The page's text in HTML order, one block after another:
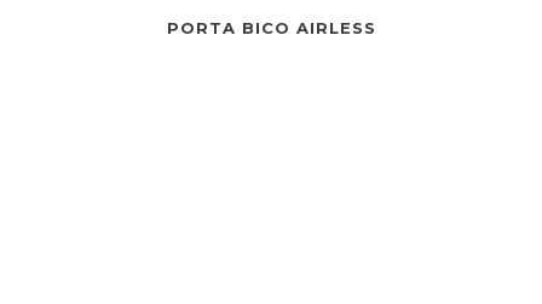
PORTA BICO AIRLESS